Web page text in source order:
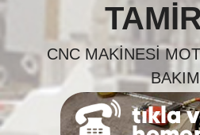
CNC MAKINESI